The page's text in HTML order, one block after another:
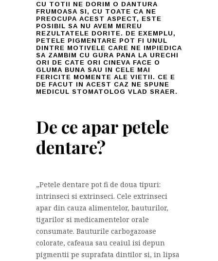
CU TOTII NE DORIM O DANTURA
FRUMOASA SI, CU TOATE CA NE
PREOCUPA ACEST ASPECT, ESTE
POSIBIL SA NU AVEM MEREU
REZULTATELE DORITE. DE EXEMPLU,
PETELE PIGMENTARE POT FI UNUL
DINTRE MOTIVELE CARE NE IMPIEDICA
SA ZAMBIM CU GURA PANA LA URECHI
ORI DE CATE ORI CINEVA FACE O
GLUMA BUNA SAU IN CELE MAI
FERICITE MOMENTE ALE VIETII. CE E
DE FACUT IN ACEST CAZ NE SPUNE
MEDICUL STOMATOLOG VLAD SRAER.
De ce apar petele
dentare?
„Petele dentare pot fi de doua tipuri:
intrinseci si extrinseci. Cele extrinseci
apar din cauza alimentelor, bauturilor,
tigarilor si medicamentelor orale
consumate. Bauturile carbogazoase
colorate, cafeaua sau ceaiul isi depun
pigmentii pe suprafata dintilor si, in lipsa